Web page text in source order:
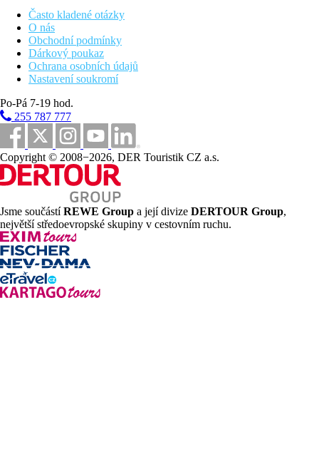
1,1 km
Centrum města
Pláž
Plážová dovolená
Fotogalerie
Často kladené otázky
O nás
Obchodní podmínky
Dárkový poukaz
Ochrana osobních údajů
Nastavení soukromí
Po-Pá 7-19 hod.
255 787 777
Copyright © 2008−2026, DER Touristik CZ a.s.
Jsme součástíREWE Group a její divize DERTOUR Group,
největší středoevropské skupiny v cestovním ruchu.